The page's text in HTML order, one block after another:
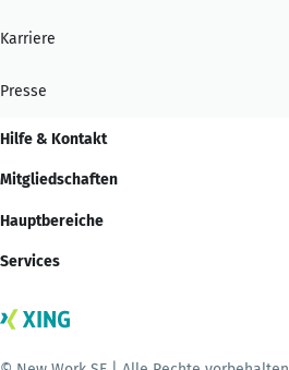
Karriere
Presse
Hilfe & Kontakt
Mitgliedschaften
Hauptbereiche
Services